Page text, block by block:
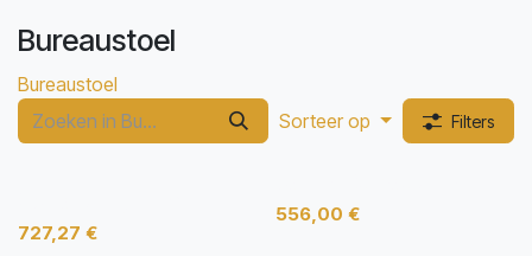
Bureaustoel
Bureaustoel
Sorteer op
Filters
727,27 €
556,00 €